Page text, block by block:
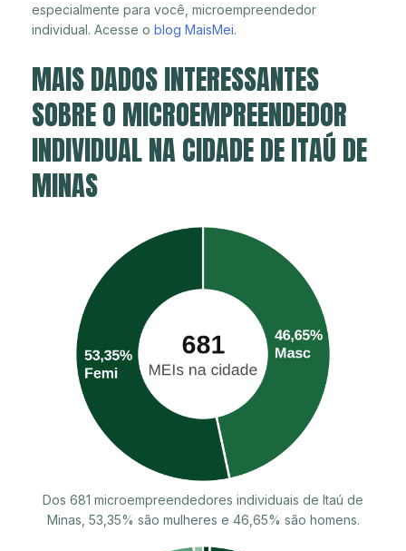
especialmente para você, microempreendedor
individual. Acesse o blog MaisMei.
MAIS DADOS INTERESSANTES
SOBRE O MICROEMPREENDEDOR
INDIVIDUAL NA CIDADE DE ITAÚ DE
MINAS
Dos 681 microempreendedores individuais de Itaú de
Minas, 53,35% são mulheres e 46,65% são homens.